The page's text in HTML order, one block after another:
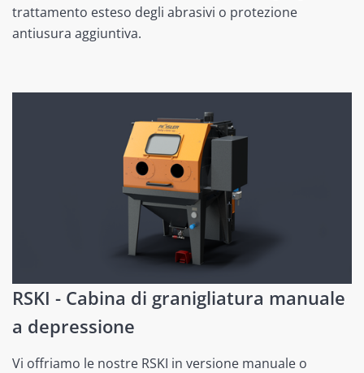
trattamento esteso degli abrasivi o protezione
antiusura aggiuntiva.
RSKI - Cabina di granigliatura manuale
a depressione
Vi offriamo le nostre RSKI in versione manuale o